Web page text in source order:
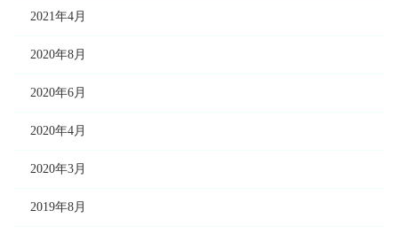
2021年4月
2020年8月
2020年6月
2020年4月
2020年3月
2019年8月